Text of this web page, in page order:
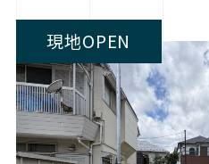
現地OPEN